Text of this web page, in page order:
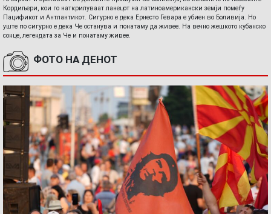
Кордиљери, кои го наткрилуваат ланецот на латиноамерикански земји помеѓу
Пацификот и Антлантикот. Сигурно е дека Ернесто Гевара е убиен во Боливија. Но
уште по сигурно е дека Че останува и понатаму да живее. На вечно жешкото кубанско
сонце, легендата за Че и понатаму живее.
ФОТО НА ДЕНОТ